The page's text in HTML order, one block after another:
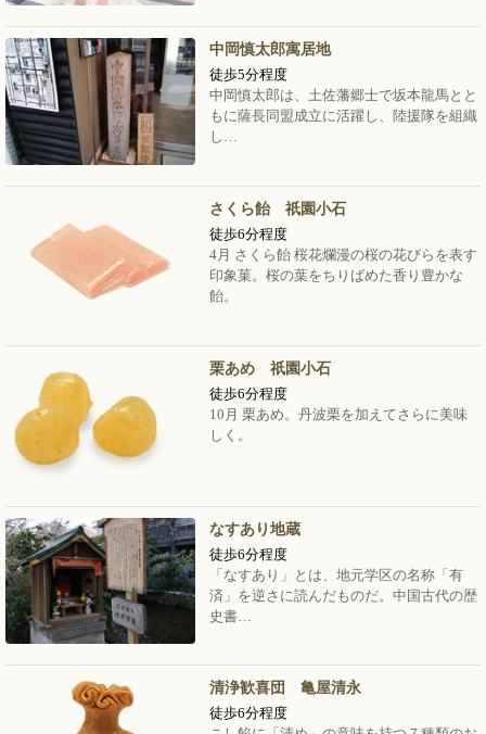
中岡慎太郎寓居地
徒歩5分程度
中岡慎太郎は、土佐藩郷士で坂本龍馬とと
もに薩長同盟成立に活躍し、陸援隊を組織
し…
さくら飴 祇園小石
徒歩6分程度
4月 さくら飴 桜花爛漫の桜の花びらを表す
印象菓。桜の葉をちりばめた香り豊かな
飴。
栗あめ 祇園小石
徒歩6分程度
10月 栗あめ。丹波栗を加えてさらに美味
しく。
なすあり地蔵
徒歩6分程度
「なすあり」とは、地元学区の名称「有
済」を逆さに読んだものだ。中国古代の歴
史書…
清浄歓喜団 亀屋清永
徒歩6分程度